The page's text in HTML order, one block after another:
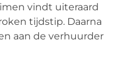
vindt uiteraard
tijdstip. Daarna
aan de verhuurder